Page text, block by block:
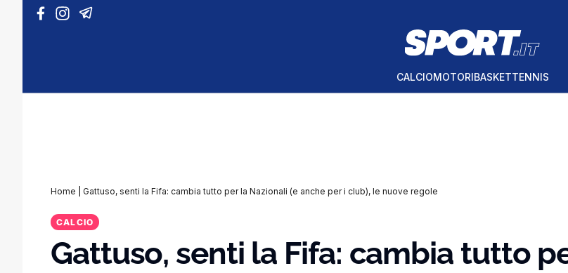
Vai al contenuto
CALCIOMOTORIBASKETTENNIS
Home Gattuso, senti la Fifa: cambia tutto per la Nazionali (e anche per i club), le nuove regole
CALCIO
Gattuso, senti la Fifa: cambia tutto